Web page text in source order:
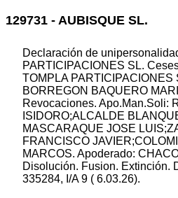
129731 - AUBISQUE SL.
Declaración de
PARTICIPACIONES SL.
TOMPLA PARTICIPACIONES
BORREGON BAQUERO
Revocaciones. Apo.Man.Soli:
ISIDORO;ALCALDE
MASCARAQUE JOSE
FRANCISCO
MARCOS. Apoderado:
Disolución. Fusion. Extinción.
335284, I/A 9 ( 6.03.26).